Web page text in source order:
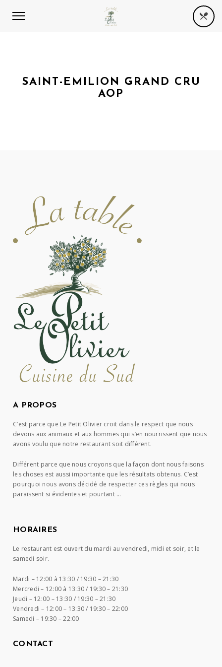
SAINT-EMILION GRAND CRU
AOP
A PROPOS
C’est parce que Le Petit Olivier croit dans le respect que nous
devons aux animaux et aux hommes qui s’en nourrissent que nous
avons voulu que notre restaurant soit différent.
Différent parce que nous croyons que la façon dont nous faisons
les choses est aussi importante que les résultats obtenus. C’est
pourquoi nous avons décidé de respecter ces règles qui nous
paraissent si évidentes et pourtant …
HORAIRES
Le restaurant est ouvert du mardi au vendredi, midi et soir, et le
samedi soir.
Mardi – 12:00 à 13:30 / 19:30 – 21:30
Mercredi – 12:00 à 13:30 / 19:30 – 21:30
Jeudi – 12:00 – 13:30 / 19:30 – 21:30
Vendredi – 12:00 – 13:30 / 19:30 – 22:00
Samedi – 19:30 – 22:00
CONTACT